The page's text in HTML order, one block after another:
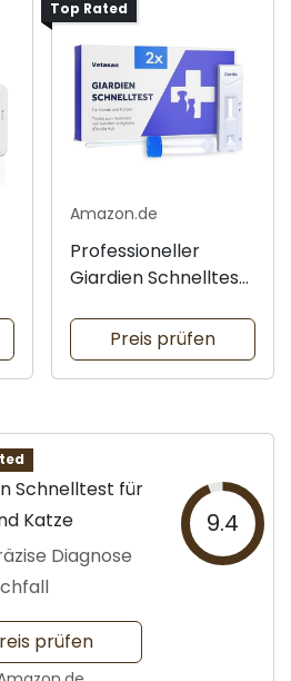
Top Rated
Amazon.de
Professioneller
Giardien Schnelltest
Preis prüfen
Schnelltest für
Katze
Diagnose
9.4
prüfen